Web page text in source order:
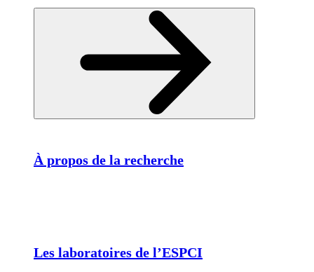
À propos de la recherche
Les laboratoires de l’ESPCI